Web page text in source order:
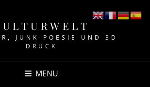
JUNK-POESIE UND 3D
DRUCK
MENU